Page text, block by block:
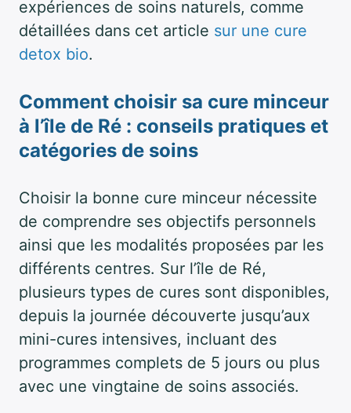
expériences de soins naturels, comme
détaillées dans cet article sur une cure
detox bio.
Comment choisir sa cure minceur
à l’île de Ré : conseils pratiques et
catégories de soins
Choisir la bonne cure minceur nécessite
de comprendre ses objectifs personnels
ainsi que les modalités proposées par les
différents centres. Sur l’île de Ré,
plusieurs types de cures sont disponibles,
depuis la journée découverte jusqu’aux
mini-cures intensives, incluant des
programmes complets de 5 jours ou plus
avec une vingtaine de soins associés.